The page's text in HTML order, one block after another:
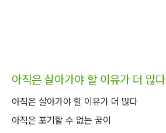
아직은 살아가야 할 이유가 더 많다
아직은 살아가야 할 이유가 더 많다
아직은 포기할 수 없는 꿈이